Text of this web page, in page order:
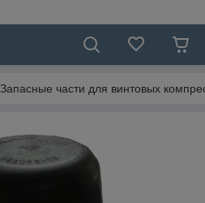
Запасные части для винтовых